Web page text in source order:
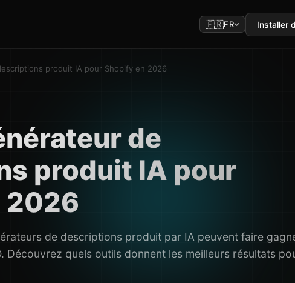
🇫🇷FR Installer
produit IA pour Shopify en 2026
de
produit IA pour
2026
de descriptions produit par IA peuvent faire
Découvrez quels outils donnent les meilleurs résultats